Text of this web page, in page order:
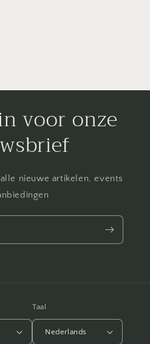
voor onze
nieuwe artikelen, events
Taal
Nederlands